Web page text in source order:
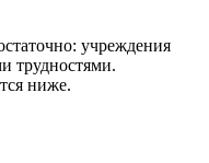
учреждения
трудностями.
ниже.